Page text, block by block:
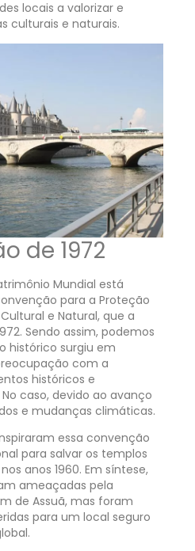
locais a valorizar e
culturais e naturais.
de 1972
Mundial está
para a Proteção
e Natural, que a
Sendo assim, podemos
histórico surgiu em
com a
históricos e
caso, devido ao avanço
e mudanças climáticas.
essa convenção
para salvar os templos
anos 1960. Em síntese,
ameaçadas pela
de Assuã, mas foram
para um local seguro